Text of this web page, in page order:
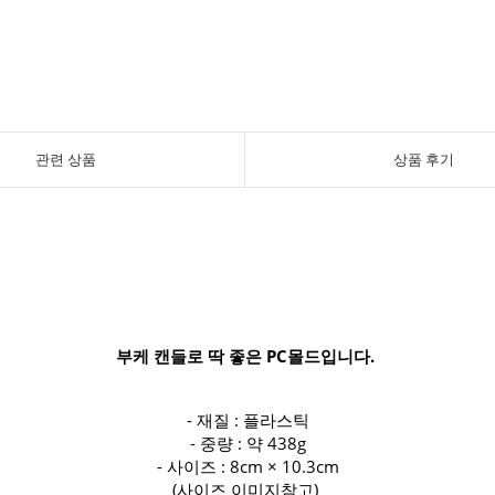
관련 상품 상품 후기
부케 캔들로 딱 좋은 PC몰드입니다.
- 재질 : 플라스틱
- 중량 : 약 438g
- 사이즈 : 8cm × 10.3cm
(사이즈 이미지참고)